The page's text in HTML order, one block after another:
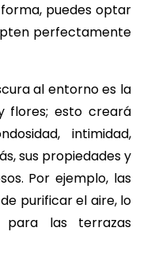
puedes optar
perfectamente
al entorno es la
flores; esto creará
intimidad,
sus propiedades y
Por ejemplo, las
purificar el aire, lo
las terrazas